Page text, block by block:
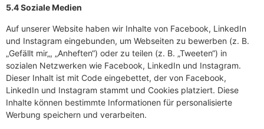
5.4 Soziale Medien
Auf unserer Website haben wir Inhalte von Facebook, LinkedIn
und Instagram eingebunden, um Webseiten zu bewerben (z. B.
„Gefällt mir„, „Anheften“) oder zu teilen (z. B. „Tweeten“) in
sozialen Netzwerken wie Facebook, LinkedIn und Instagram.
Dieser Inhalt ist mit Code eingebettet, der von Facebook,
LinkedIn und Instagram stammt und Cookies platziert. Diese
Inhalte können bestimmte Informationen für personalisierte
Werbung speichern und verarbeiten.